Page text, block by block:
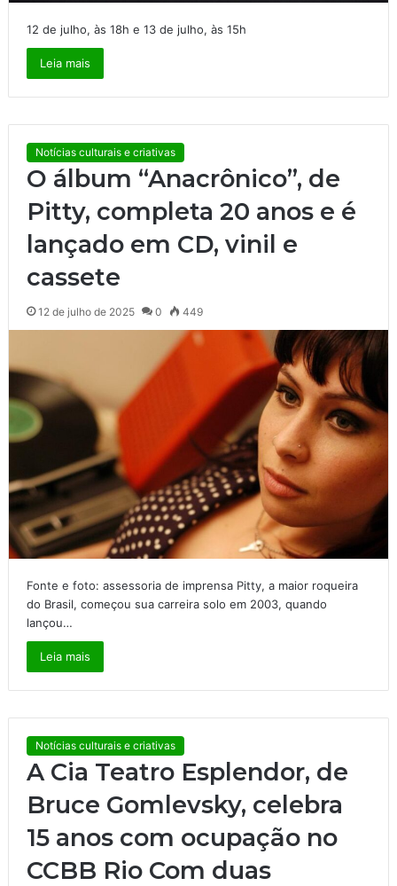
12 de julho, às 18h e 13 de julho, às 15h
Leia mais
Notícias culturais e criativas
O álbum “Anacrônico”, de
Pitty, completa 20 anos e é
lançado em CD, vinil e
cassete
12 de julho de 2025 0 449
Fonte e foto: assessoria de imprensa Pitty, a maior roqueira
do Brasil, começou sua carreira solo em 2003, quando
lançou…
Leia mais
Notícias culturais e criativas
A Cia Teatro Esplendor, de
Bruce Gomlevsky, celebra
15 anos com ocupação no
CCBB Rio Com duas